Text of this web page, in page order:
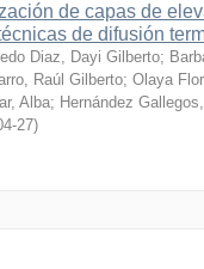
de capas de
de difusión
Diaz, Dayi Gilberto;
Raúl Gilberto; Olaya
Alba; Hernández
27)